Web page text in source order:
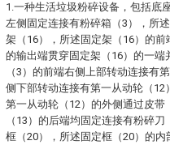
1.一种生活垃圾粉碎设备，包括底
左侧固定连接有粉碎箱（3），所
架（16），所述固定架（16）的前
的输出端贯穿固定架（16）的一
（3）的前端右侧上部转动连接有
侧下部转动连接有第一从动轮（
第一从动轮（12）的外侧通过皮
（13）的后端均固定连接有粉碎
框（20），所述固定框（20）的